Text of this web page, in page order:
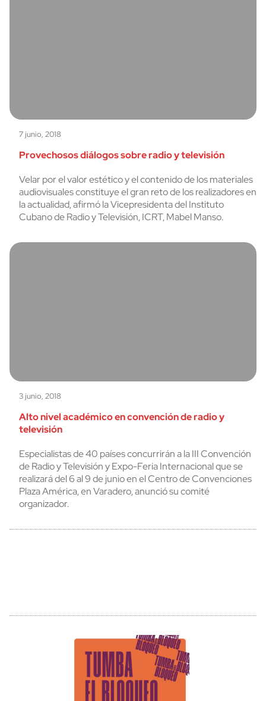
7 junio, 2018
Provechosos diálogos sobre radio y televisión
Velar por el valor estético y el contenido de los materiales
audiovisuales constituye el gran reto de los realizadores en
la actualidad, afirmó la Vicepresidenta del Instituto
Cubano de Radio y Televisión, ICRT, Mabel Manso.
3 junio, 2018
Alto nivel académico en convención de radio y
televisión
Especialistas de 40 países concurrirán a la III Convención
de Radio y Televisión y Expo-Feria Internacional que se
realizará del 6 al 9 de junio en el Centro de Convenciones
Plaza América, en Varadero, anunció su comité
organizador.